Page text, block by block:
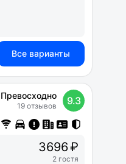
Все варианты
Превосходно
19 отзывов 9.3
3696 ₽
2 гостя